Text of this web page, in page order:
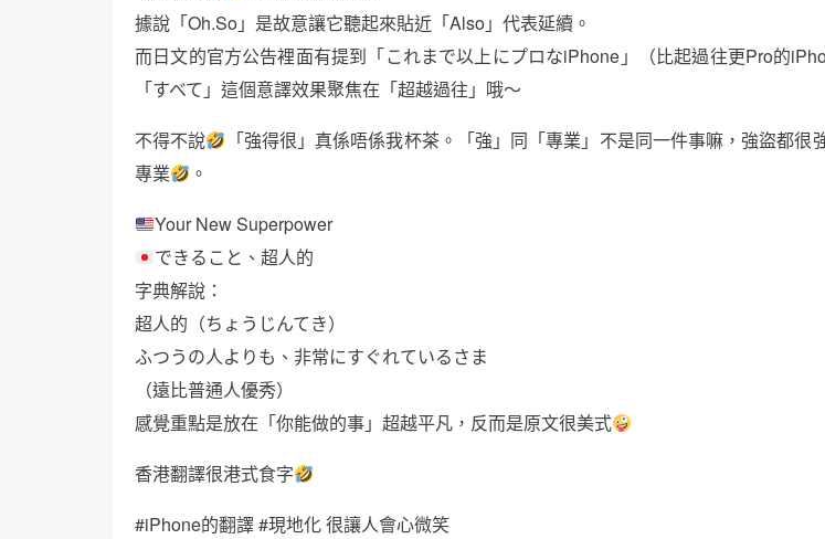
據說「Oh.So」是故意讓它聽起來貼近「Also」代表延續。
而日文的官方公告裡面有提到「これまで以上にプロなiPhone」（比起過往更Pro的
「すべて」這個意譯效果聚焦在「超越過往」哦～
不得不說
「強得很」真係唔係我杯茶。「強」同「專業」不是同一件事嘛，強盜都很
專業
。
Your New Superpower
できること、超人的
字典解說：
超人的（ちょうじんてき）
ふつうの人よりも、非常にすぐれているさま
（遠比普通人優秀）
感覺重點是放在「你能做的事」超越平凡，反而是原文很美式
香港翻譯很港式食字
#iPhone的翻譯 #現地化 很讓人會心微笑